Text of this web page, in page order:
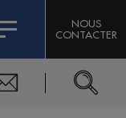
NOUS
CONTACTER